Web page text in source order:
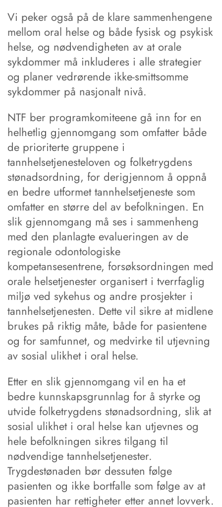
Vi peker også på de klare sammenhengene
mellom oral helse og både fysisk og psykisk
helse, og nødvendigheten av at orale
sykdommer må inkluderes i alle strategier
og planer vedrørende ikke-smittsomme
sykdommer på nasjonalt nivå.
NTF ber programkomiteene gå inn for en
helhetlig gjennomgang som omfatter både
de prioriterte gruppene i
tannhelsetjenesteloven og folketrygdens
stønadsordning, for derigjennom å oppnå
en bedre utformet tannhelsetjeneste som
omfatter en større del av befolkningen. En
slik gjennomgang må ses i sammenheng
med den planlagte evalueringen av de
regionale odontologiske
kompetansesentrene, forsøksordningen med
orale helsetjenester organisert i tverrfaglig
miljø ved sykehus og andre prosjekter i
tannhelsetjenesten. Dette vil sikre at midlene
brukes på riktig måte, både for pasientene
og for samfunnet, og medvirke til utjevning
av sosial ulikhet i oral helse.
Etter en slik gjennomgang vil en ha et
bedre kunnskapsgrunnlag for å styrke og
utvide folketrygdens stønadsordning, slik at
sosial ulikhet i oral helse kan utjevnes og
hele befolkningen sikres tilgang til
nødvendige tannhelsetjenester.
Trygdestønaden bør dessuten følge
pasienten og ikke bortfalle som følge av at
pasienten har rettigheter etter annet lovverk.